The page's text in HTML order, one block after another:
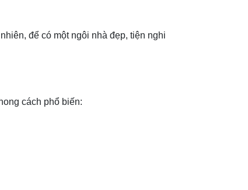
để có một ngôi nhà đẹp, tiện nghi
cách phổ biến: